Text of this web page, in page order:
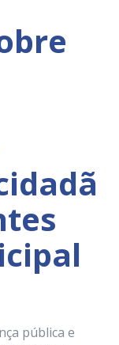
pública e